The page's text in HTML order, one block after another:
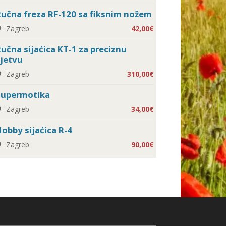
freza RF-120 sa fiksnim nožem
Zagreb 42,00€
sijaćica KT-1 za preciznu
Zagreb 310,00€
Zagreb 34,00€
sijaćica R-4
Zagreb 90,00€